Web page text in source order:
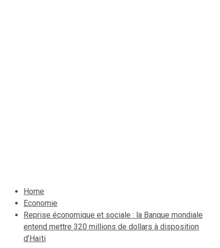
Home
Economie
Reprise économique et sociale : la Banque mondiale
entend mettre 320 millions de dollars à disposition
d’Haïti